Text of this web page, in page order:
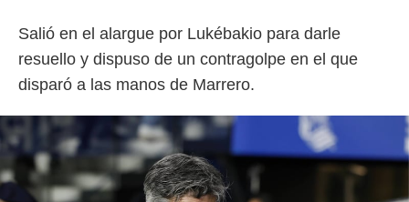
Salió en el alargue por Lukébakio para darle
resuello y dispuso de un contragolpe en el que
disparó a las manos de Marrero.